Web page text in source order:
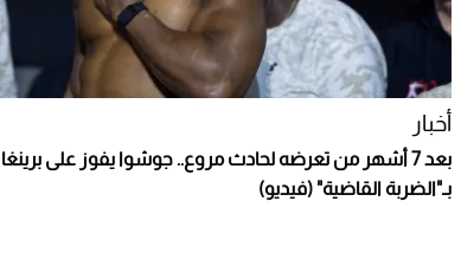
أخبار
بعد 7 أشهر من تعرضه لحادث مروع.. جوشوا يفوز على برينغا
بـ"الضربة القاضية" (فيديو)